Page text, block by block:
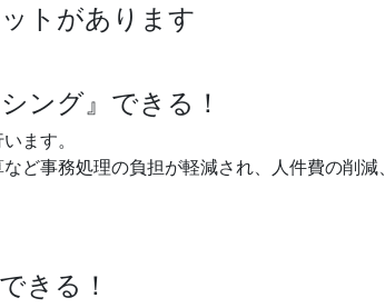
トがあります
ング』できる！
ます。
ど事務処理の負担が軽減され、人件費の削
きる！